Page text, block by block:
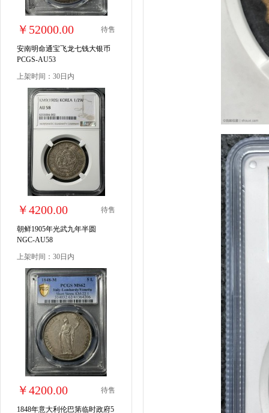
￥52000.00 待售
安南明命通宝飞龙七钱大银币
PCGS-AU53
上架时间：30日内
￥4200.00 待售
朝鲜1905年光武九年半圆
NGC-AU58
上架时间：30日内
￥4200.00 待售
1848年意大利伦巴第临时政府5